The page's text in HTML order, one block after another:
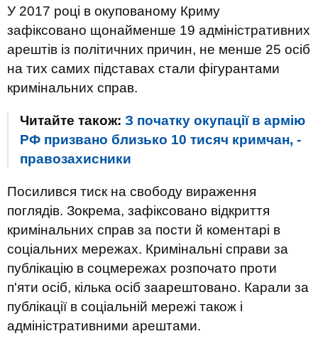
У 2017 році в окупованому Криму
зафіксовано щонайменше 19 адміністративних
арештів із політичних причин, не менше 25 осіб
на тих самих підставах стали фігурантами
кримінальних справ.
Читайте також: З початку окупації в армію
РФ призвано близько 10 тисяч кримчан, -
правозахисники
Посилився тиск на свободу вираження
поглядів. Зокрема, зафіксовано відкриття
кримінальних справ за пости й коментарі в
соціальних мережах. Кримінальні справи за
публікацію в соцмережах розпочато проти
п'яти осіб, кілька осіб заарештовано. Карали за
публікації в соціальній мережі також і
адміністративними арештами.